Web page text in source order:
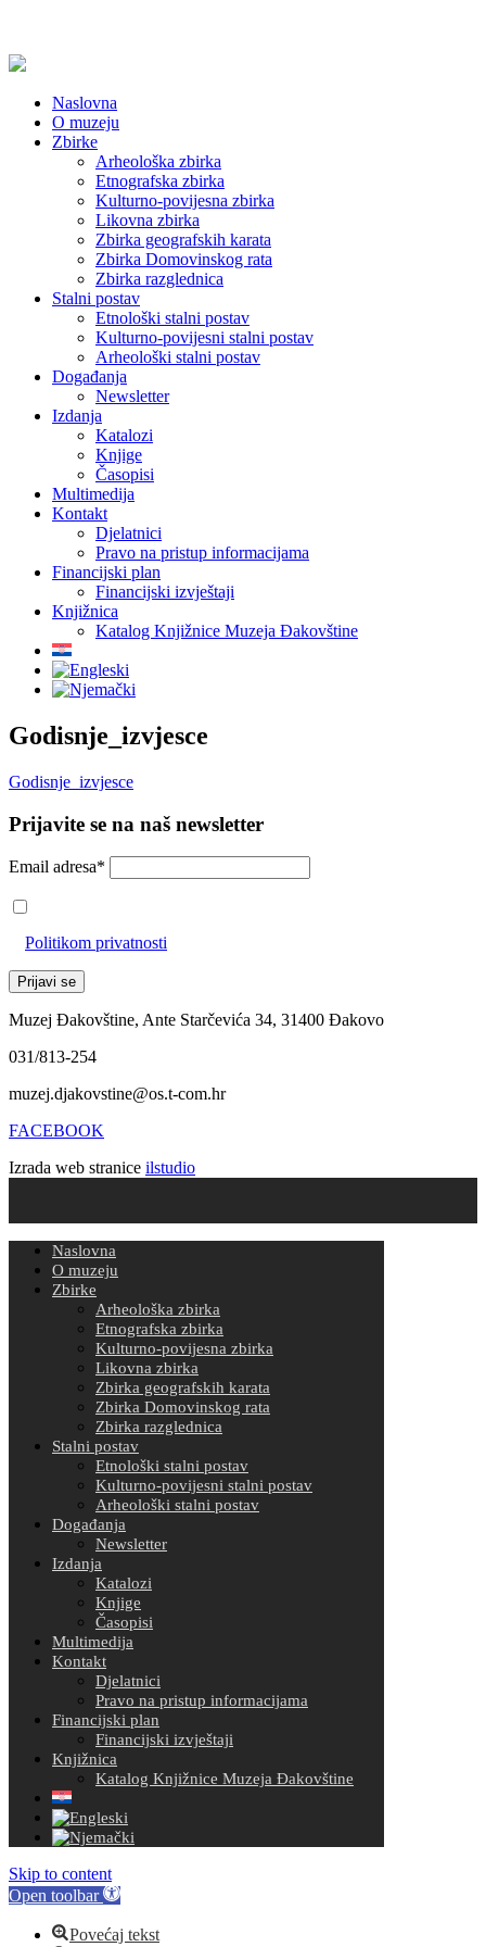
Naslovna
O muzeju
Zbirke
Arheološka zbirka
Etnografska zbirka
Kulturno-povijesna zbirka
Likovna zbirka
Zbirka geografskih karata
Zbirka Domovinskog rata
Zbirka razglednica
Stalni postav
Etnološki stalni postav
Kulturno-povijesni stalni postav
Arheološki stalni postav
Događanja
Newsletter
Izdanja
Katalozi
Knjige
Časopisi
Multimedija
Kontakt
Djelatnici
Pravo na pristup informacijama
Financijski plan
Financijski izvještaji
Knjižnica
Katalog Knjižnice Muzeja Đakovštine
Godisnje_izvjesce
Godisnje_izvjesce
Prijavite se na naš newsletter
Email adresa*
Politikom privatnosti
Muzej Đakovštine, Ante Starčevića 34, 31400 Đakovo
031/813-254
muzej.djakovstine@os.t-com.hr
FACEBOOK
Izrada web stranice ilstudio
Naslovna
O muzeju
Zbirke
Arheološka zbirka
Etnografska zbirka
Kulturno-povijesna zbirka
Likovna zbirka
Zbirka geografskih karata
Zbirka Domovinskog rata
Zbirka razglednica
Stalni postav
Etnološki stalni postav
Kulturno-povijesni stalni postav
Arheološki stalni postav
Događanja
Newsletter
Izdanja
Katalozi
Knjige
Časopisi
Multimedija
Kontakt
Djelatnici
Pravo na pristup informacijama
Financijski plan
Financijski izvještaji
Knjižnica
Katalog Knjižnice Muzeja Đakovštine
Skip to content
Open toolbar
Povećaj tekst